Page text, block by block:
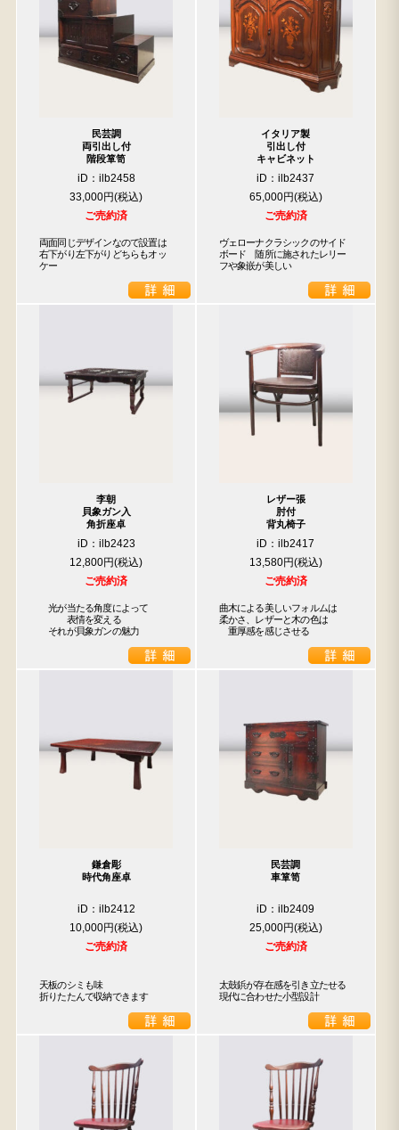
民芸調
両引出し付
階段箪笥
iD：ilb2458
33,000円
ご売約済
両面同じデザインなので設置は
右下がり左下がりどちらもオッ
ケー
イタリア製
引出し付
キャビネット
iD：ilb2437
65,000円
ご売約済
ヴェローナクラシックのサイド
ボード　随所に施されたレリー
フや象嵌が美しい
李朝
貝象ガン入
角折座卓
iD：ilb2423
12,800円
ご売約済
光が当たる角度によって
表情を変える
それが貝象ガンの魅力
レザー張
肘付
背丸椅子
iD：ilb2417
13,580円
ご売約済
曲木による美しいフォルムは
柔かさ、レザーと木の色は
重厚感を感じさせる
鎌倉彫
時代角座卓
iD：ilb2412
10,000円
ご売約済
天板のシミも味
折りたたんで収納できます
民芸調
車箪笥
iD：ilb2409
25,000円
ご売約済
太鼓鋲が存在感を引き立たせる
現代に合わせた小型設計